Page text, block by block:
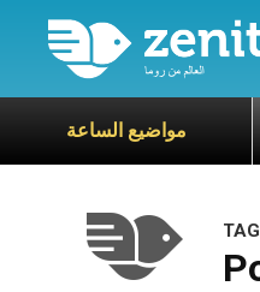
مواضيع الساعة
TAG